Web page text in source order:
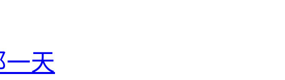
天